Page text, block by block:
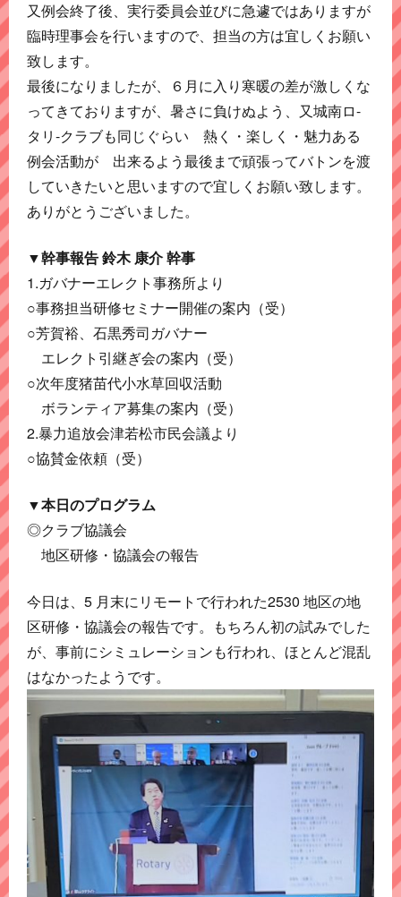
又例会終了後、実行委員会並びに急遽ではありますが
臨時理事会を行いますので、担当の方は宜しくお願い
致します。
最後になりましたが、６月に入り寒暖の差が激しくな
ってきておりますが、暑さに負けぬよう、又城南ロ-
タリ-クラブも同じぐらい 熱く・楽しく・魅力ある
例会活動が 出来るよう最後まで頑張ってバトンを渡
していきたいと思いますので宜しくお願い致します。
ありがとうございました。
▼幹事報告 鈴木 康介 幹事
1.ガバナーエレクト事務所より
○事務担当研修セミナー開催の案内（受）
○芳賀裕、石黒秀司ガバナー
エレクト引継ぎ会の案内（受）
○次年度猪苗代小水草回収活動
ボランティア募集の案内（受）
2.暴力追放会津若松市民会議より
○協賛金依頼（受）
▼本日のプログラム
◎クラブ協議会
地区研修・協議会の報告
今日は、5 月末にリモートで行われた2530 地区の地
区研修・協議会の報告です。もちろん初の試みでした
が、事前にシミュレーションも行われ、ほとんど混乱
はなかったようです。